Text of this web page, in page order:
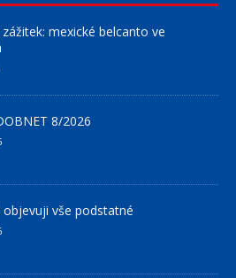
mexické belcanto ve
8/2026
objevuji vše podstatné